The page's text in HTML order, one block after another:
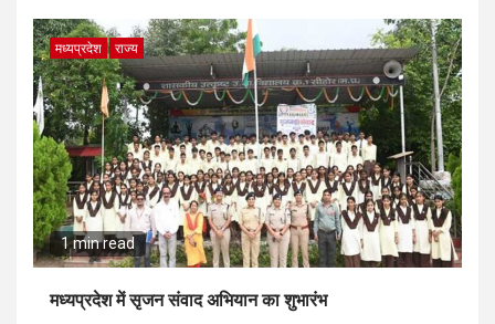
मध्यप्रदेश राज्य
1 min read
मध्यप्रदेश में सृजन संवाद अभियान का शुभारंभ